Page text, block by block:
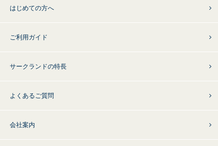
はじめての方へ
ご利用ガイド
サークランドの特長
よくあるご質問
会社案内